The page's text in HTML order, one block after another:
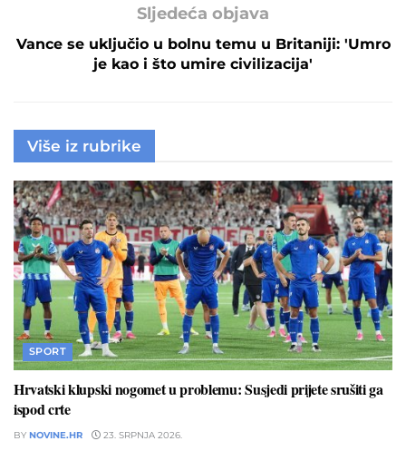
Sljedeća objava
Vance se uključio u bolnu temu u Britaniji: 'Umro
je kao i što umire civilizacija'
Više iz rubrike
SPORT
Hrvatski klupski nogomet u problemu: Susjedi prijete srušiti ga
ispod crte
BY NOVINE.HR 23. SRPNJA 2026.